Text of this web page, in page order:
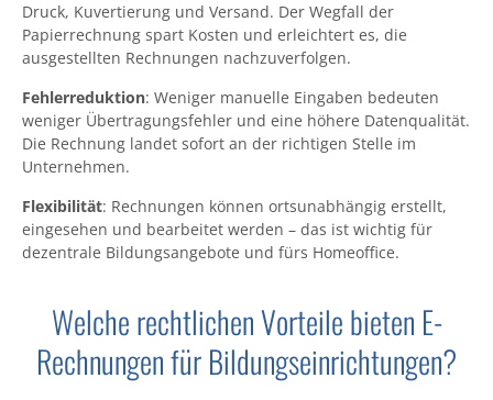
Druck, Kuvertierung und Versand. Der Wegfall der
Papierrechnung spart Kosten und erleichtert es, die
ausgestellten Rechnungen nachzuverfolgen.
Fehlerreduktion: Weniger manuelle Eingaben bedeuten
weniger Übertragungsfehler und eine höhere Datenqualität.
Die Rechnung landet sofort an der richtigen Stelle im
Unternehmen.
Flexibilität: Rechnungen können ortsunabhängig erstellt,
eingesehen und bearbeitet werden – das ist wichtig für
dezentrale Bildungsangebote und fürs Homeoffice.
Welche rechtlichen Vorteile bieten E-
Rechnungen für Bildungseinrichtungen?